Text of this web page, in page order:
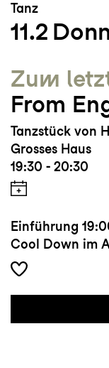
Tanz
11.2
Zum
From
Tanzstück von
Grosses Haus
19:30 - 20:30
Einführung
Cool Down im